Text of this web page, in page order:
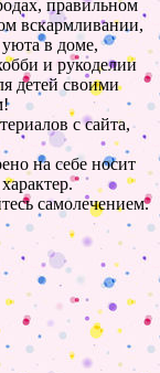
правильном
вскармливании,
в доме,
и рукоделии
детей своими
с сайта,
на себе носит
самолечением.